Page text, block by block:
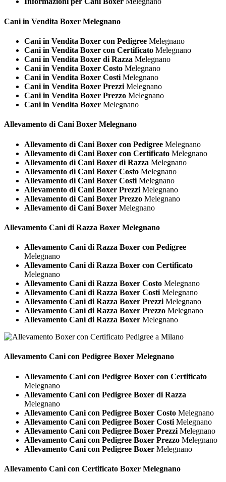
Cani in Vendita Boxer Melegnano
Cani in Vendita Boxer con Pedigree Melegnano
Cani in Vendita Boxer con Certificato Melegnano
Cani in Vendita Boxer di Razza Melegnano
Cani in Vendita Boxer Costo Melegnano
Cani in Vendita Boxer Costi Melegnano
Cani in Vendita Boxer Prezzi Melegnano
Cani in Vendita Boxer Prezzo Melegnano
Cani in Vendita Boxer Melegnano
Allevamento di Cani Boxer Melegnano
Allevamento di Cani Boxer con Pedigree Melegnano
Allevamento di Cani Boxer con Certificato Melegnano
Allevamento di Cani Boxer di Razza Melegnano
Allevamento di Cani Boxer Costo Melegnano
Allevamento di Cani Boxer Costi Melegnano
Allevamento di Cani Boxer Prezzi Melegnano
Allevamento di Cani Boxer Prezzo Melegnano
Allevamento di Cani Boxer Melegnano
Allevamento Cani di Razza Boxer Melegnano
Allevamento Cani di Razza Boxer con Pedigree
Melegnano
Allevamento Cani di Razza Boxer con Certificato
Melegnano
Allevamento Cani di Razza Boxer Costo Melegnano
Allevamento Cani di Razza Boxer Costi Melegnano
Allevamento Cani di Razza Boxer Prezzi Melegnano
Allevamento Cani di Razza Boxer Prezzo Melegnano
Allevamento Cani di Razza Boxer Melegnano
Allevamento Cani con Pedigree Boxer Melegnano
Allevamento Cani con Pedigree Boxer con Certificato
Melegnano
Allevamento Cani con Pedigree Boxer di Razza
Melegnano
Allevamento Cani con Pedigree Boxer Costo Melegnano
Allevamento Cani con Pedigree Boxer Costi Melegnano
Allevamento Cani con Pedigree Boxer Prezzi Melegnano
Allevamento Cani con Pedigree Boxer Prezzo Melegnano
Allevamento Cani con Pedigree Boxer Melegnano
Allevamento Cani con Certificato Boxer Melegnano